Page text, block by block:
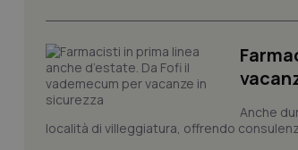
Anche
località di villeggiatura, offrendo